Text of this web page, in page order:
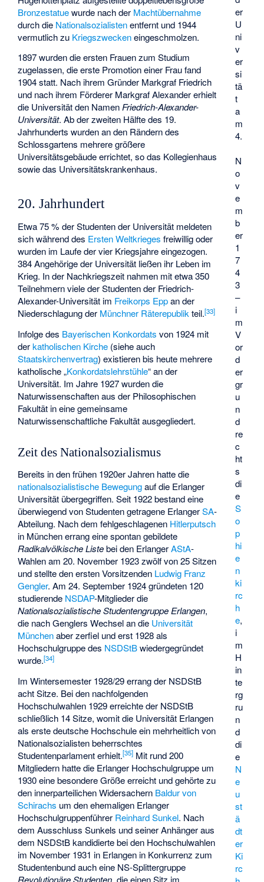
er
U
ni
v
er
si
tä
t
a
m
4.
N
o
v
e
m
b
er
1
7
4
3
–
i
m
V
or
d
er
gr
u
n
d
re
c
ht
s
di
e
S
o
p
hi
e
n
ki
rc
h
e,
i
m
H
in
te
rg
ru
n
d
di
e
N
e
u
st
ä
dt
er
Ki
rc
Bronzestatuewurde nach der Machtübernahme
durch die Nationalsozialistenentfernt und 1944
vermutlich zu Kriegszweckeneingeschmolzen.
1897 wurden die ersten Frauen zum Studium
zugelassen, die erste Promotion einer Frau fand
1904 statt. Nach ihrem Gründer Markgraf Friedrich
und nach ihrem Förderer Markgraf Alexander erhielt
die Universität den NamenFriedrich-Alexander-
Universität. Ab der zweiten Hälfte des 19.
Jahrhunderts wurden an den Rändern des
Schlossgartens mehrere größere
Universitätsgebäude errichtet, so das Kollegienhaus
sowie das Universitätskrankenhaus.
20. Jahrhundert
Etwa 75 % der Studenten der Universität meldeten
sich während des Ersten Weltkrieges freiwillig oder
wurden im Laufe der vier Kriegsjahre eingezogen.
384 Angehörige der Universität ließen ihr Leben im
Krieg. In der Nachkriegszeit nahmen mit etwa 350
Teilnehmern viele der Studenten der Friedrich-
Alexander-Universität im Freikorps Eppan der
Niederschlagung der Münchner Räterepublikteil.[33]
Infolge des Bayerischen Konkordats von 1924 mit
derkatholischen Kirche (siehe auch
Staatskirchenvertrag) existieren bis heute mehrere
katholische „Konkordatslehrstühle“ an der
Universität. Im Jahre 1927 wurden die
Naturwissenschaften aus der Philosophischen
Fakultät in eine gemeinsame
Naturwissenschaftliche Fakultät ausgegliedert.
Zeit des Nationalsozialismus
Bereits in den frühen 1920er Jahren hatte die
nationalsozialistische Bewegungauf die Erlanger
Universität übergegriffen. Seit 1922 bestand eine
überwiegend von Studenten getragene ErlangerSA-
Abteilung. Nach dem fehlgeschlagenen Hitlerputsch
in München errang eine spontan gebildete
Radikalvölkische Listebei den ErlangerAStA-
Wahlen am 20. November 1923 zwölf von 25 Sitzen
und stellte den ersten Vorsitzenden Ludwig Franz
Gengler. Am 24. September 1924 gründeten 120
studierende NSDAP-Mitglieder die
Nationalsozialistische Studentengruppe Erlangen,
die nach Genglers Wechsel an die Universität
Münchenaber zerfiel und erst 1928 als
Hochschulgruppe des NSDStBwiedergegründet
wurde.[34]
Im Wintersemester 1928/29 errang der NSDStB
acht Sitze. Bei den nachfolgenden
Hochschulwahlen 1929 erreichte der NSDStB
schließlich 14 Sitze, womit die Universität Erlangen
als erste deutsche Hochschule ein mehrheitlich von
Nationalsozialisten beherrschtes
Studentenparlament erhielt.[35] Mit rund 200
Mitgliedern hatte die Erlanger Hochschulgruppe um
1930 eine besondere Größe erreicht und gehörte zu
den innerparteilichen Widersachern Baldur von
Schirachs um den ehemaligen Erlanger
Hochschulgruppenführer Reinhard Sunkel. Nach
dem Ausschluss Sunkels und seiner Anhänger aus
dem NSDStB kandidierte bei den Hochschulwahlen
im November 1931 in Erlangen in Konkurrenz zum
Studentenbund auch eine NS-Splittergruppe
Revolutionäre Studenten, die einen Sitz im